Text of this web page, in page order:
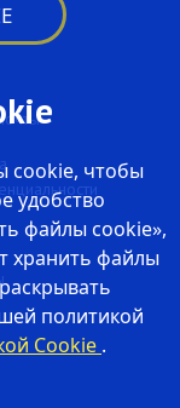
cookie, чтобы
удобство
файлы cookie»,
хранить файлы
политикой
Cookie .